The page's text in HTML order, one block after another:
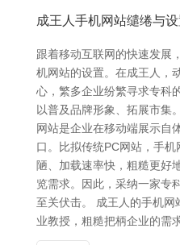
成王人手机网站缱绻与
跟着移动互联网的快速发展
机网站的设置。在成王人，
心，繁多企业纷繁寻求专科
以普及品牌形象、拓展市集
网站是企业在移动端展示自
口。比拟传统PC网站，手
陋、加载速率快，粗糙更好
览需求。因此，采纳一家专
至关伏击。 成王人的手机
业教授，粗糙把柄企业的需